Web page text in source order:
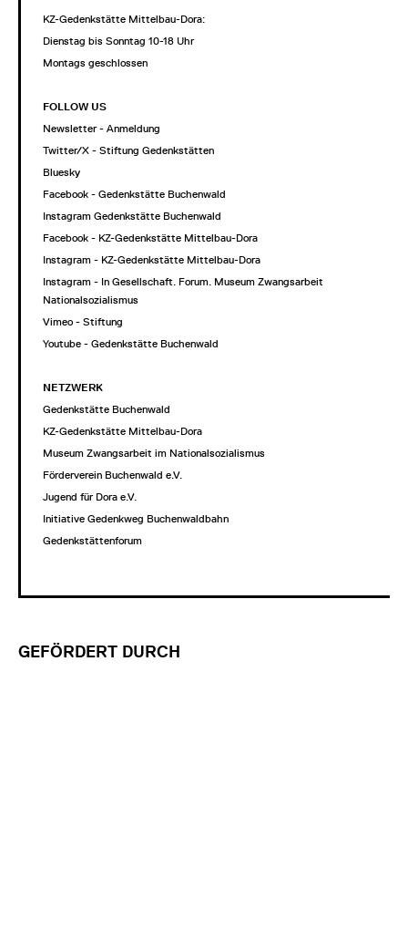
KZ-Gedenkstätte Mittelbau-Dora:
Dienstag bis Sonntag 10-18 Uhr
Montags geschlossen
FOLLOW US
Newsletter - Anmeldung
Twitter/X - Stiftung Gedenkstätten
Bluesky
Facebook - Gedenkstätte Buchenwald
Instagram Gedenkstätte Buchenwald
Facebook - KZ-Gedenkstätte Mittelbau-Dora
Instagram - KZ-Gedenkstätte Mittelbau-Dora
Instagram - In Gesellschaft. Forum. Museum Zwangsarbeit im
Nationalsozialismus
Vimeo - Stiftung
Youtube - Gedenkstätte Buchenwald
NETZWERK
Gedenkstätte Buchenwald
KZ-Gedenkstätte Mittelbau-Dora
Museum Zwangsarbeit im Nationalsozialismus
Förderverein Buchenwald e.V.
Jugend für Dora e.V.
Initiative Gedenkweg Buchenwaldbahn
Gedenkstättenforum
GEFÖRDERT DURCH